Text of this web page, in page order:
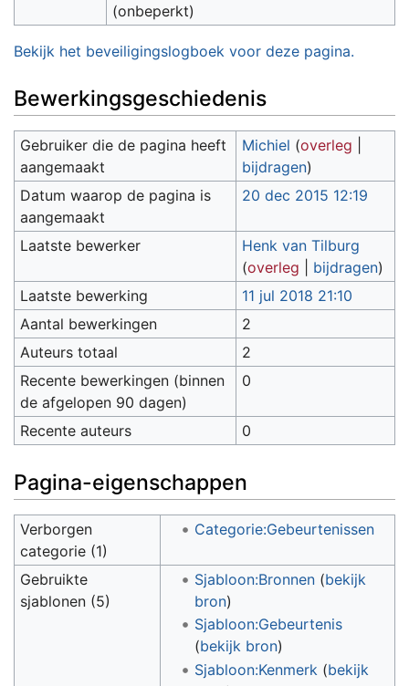
(onbeperkt)
Bekijk het beveiligingslogboek voor deze pagina.
Bewerkingsgeschiedenis
Gebruiker die de pagina heeft
aangemaakt
Michiel (overleg
bijdragen)
Datum waarop de pagina is
aangemaakt
20 dec 2015 12:19
Laatste bewerker
Henk van Tilburg
(overleg bijdragen)
Laatste bewerking
11 jul 2018 21:10
Aantal bewerkingen
2
Auteurs totaal
2
Recente bewerkingen (binnen
de afgelopen 90 dagen)
0
Recente auteurs 0
Pagina-eigenschappen
Verborgen
categorie (1)
Categorie:Gebeurtenissen
Gebruikte
sjablonen (5)
Sjabloon:Bronnen(bekijk
bron)
Sjabloon:Gebeurtenis
(bekijk bron)
Sjabloon:Kenmerk (bekijk